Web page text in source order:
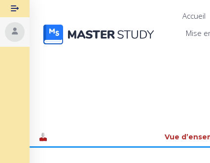
Accueil
Mise
Vue